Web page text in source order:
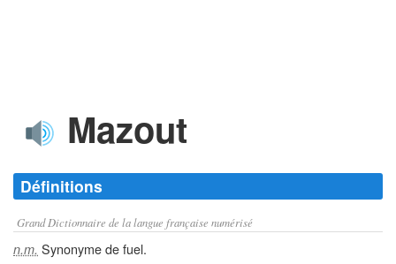
Mazout
Définitions
Grand Dictionnaire de la langue française numérisé
n.m. Synonyme de fuel.